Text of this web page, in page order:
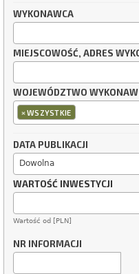
WYKONAWCA
MIEJSCOWOŚĆ, ADRES
WOJEWÓDZTWO
×WSZYSTKIE
DATA PUBLIKACJI
Dowolna
WARTOŚĆ INWESTYCJI
Wartość od [PLN]
NR INFORMACJI